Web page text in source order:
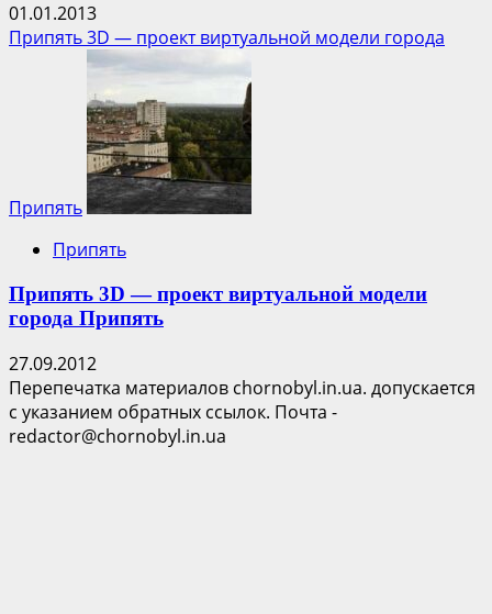
01.01.2013
Припять 3D — проект виртуальной модели города
Припять
Припять
Припять 3D — проект виртуальной модели
города Припять
27.09.2012
Перепечатка материалов chornobyl.in.ua. допускается
с указанием обратных ссылок. Почта -
redactor@chornobyl.in.ua